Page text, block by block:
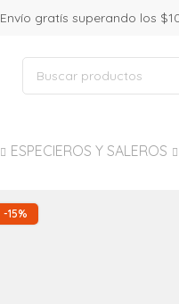
Envío gratís superando los
ESPECIEROS Y SALEROS
-15%